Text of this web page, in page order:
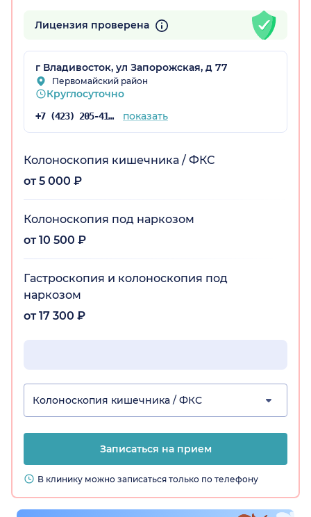
Лицензия проверена
г Владивосток, ул Запорожская, д 77
Первомайский район
Круглосуточно
+7 (423) 205-41-58 показать
Колоноскопия кишечника / ФКС
от 5 000 ₽
Колоноскопия под наркозом
от 10 500 ₽
Гастроскопия и колоноскопия под
наркозом
от 17 300 ₽
Колоноскопия кишечника / ФКС
Записаться на прием
В клинику можно записаться только по телефону